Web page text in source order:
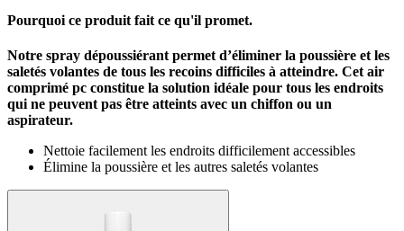
Pourquoi ce produit fait ce qu'il promet.
Notre spray dépoussiérant permet d’éliminer la poussière et les
saletés volantes de tous les recoins difficiles à atteindre. Cet air
comprimé pc constitue la solution idéale pour tous les endroits
qui ne peuvent pas être atteints avec un chiffon ou un
aspirateur.
Nettoie facilement les endroits difficilement accessibles
Élimine la poussière et les autres saletés volantes